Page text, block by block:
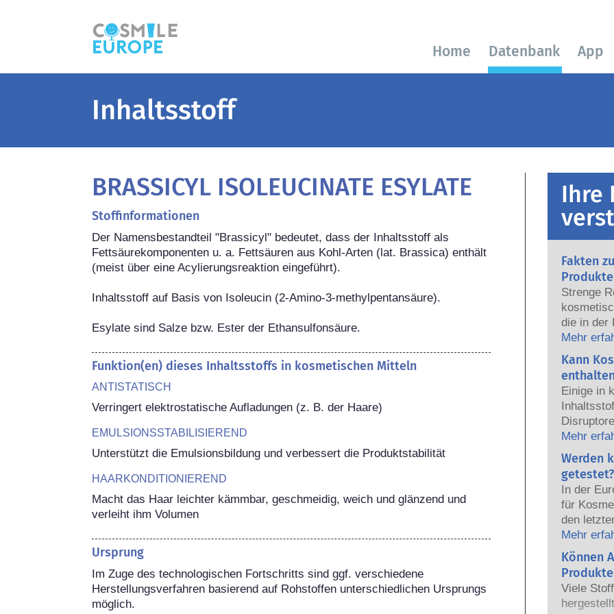
Home Datenbank App
Inhaltsstoff
BRASSICYL ISOLEUCINATE ESYLATE
Stoffinformationen
Der Namensbestandteil "Brassicyl" bedeutet, dass der Inhaltsstoff als
Fettsäurekomponenten u. a. Fettsäuren aus Kohl-Arten (lat. Brassica) enthält
(meist über eine Acylierungsreaktion eingeführt).
Inhaltsstoff auf Basis von Isoleucin (2-Amino-3-methylpentansäure).
Esylate sind Salze bzw. Ester der Ethansulfonsäure.
Funktion(en) dieses Inhaltsstoffs in kosmetischen Mitteln
ANTISTATISCH
Verringert elektrostatische Aufladungen (z. B. der Haare)
EMULSIONSSTABILISIEREND
Unterstützt die Emulsionsbildung und verbessert die Produktstabilität
HAARKONDITIONIEREND
Macht das Haar leichter kämmbar, geschmeidig, weich und glänzend und
verleiht ihm Volumen
Ursprung
Im Zuge des technologischen Fortschritts sind ggf. verschiedene
Herstellungsverfahren basierend auf Rohstoffen unterschiedlichen Ursprungs
möglich.
Ihre
Fakten
Strenge
die in der
sicher für
Die
Mehr
Kann
Einige in
haben,
Hormone
das
heißt das
auch
sehr
zumeist
jemals
Produkte
Mehr
Werden
In der
für
den
dem
von
Mehr
Können
Viele